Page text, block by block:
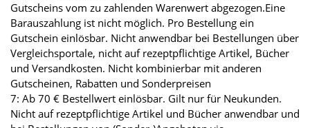
Gutscheins vom zu zahlenden Warenwert abgezogen.Eine
Barauszahlung ist nicht möglich. Pro Bestellung ein
Gutschein einlösbar. Nicht anwendbar bei Bestellungen über
Vergleichsportale, nicht auf rezeptpflichtige Artikel, Bücher
und Versandkosten. Nicht kombinierbar mit anderen
Gutscheinen, Rabatten und Sonderpreisen
7: Ab 70 € Bestellwert einlösbar. Gilt nur für Neukunden.
Nicht auf rezeptpflichtige Artikel und Bücher anwendbar und